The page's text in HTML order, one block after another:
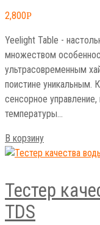
2,800Р
Yeelight Table -
множеством
ультрасовременным
поистине уникальным.
сенсорное управление,
температуры…
В корзину
Тестер
TDS